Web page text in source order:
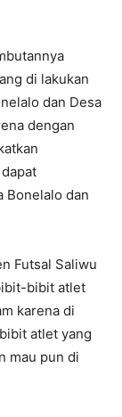
di lakukan
dan Desa
dengan
Bonelalo dan
Futsal Saliwu
bibit atlet
karena di
atlet yang
mau pun di